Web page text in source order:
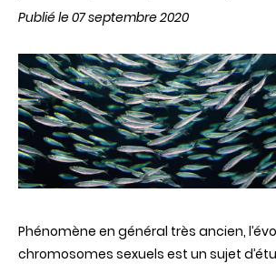
Publié le 07 septembre 2020
Phénomène en général très ancien,
chromosomes sexuels est un sujet